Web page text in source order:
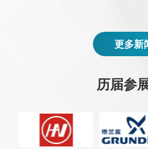
更多新
历届参